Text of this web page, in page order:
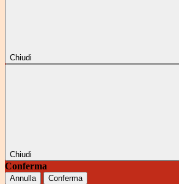
Chiudi
Chiudi
Conferma
Annulla Conferma